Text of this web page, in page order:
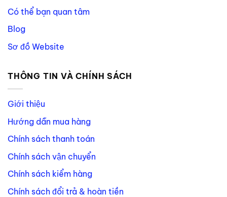
Có thể bạn quan tâm
Blog
Sơ đồ Website
THÔNG TIN VÀ CHÍNH SÁCH
Giới thiệu
Hướng dẫn mua hàng
Chính sách thanh toán
Chính sách vận chuyển
Chính sách kiểm hàng
Chính sách đổi trả & hoàn tiền